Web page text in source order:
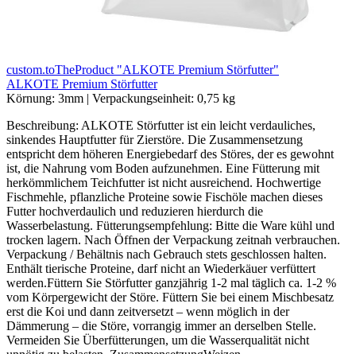
custom.toTheProduct "ALKOTE Premium Störfutter"
ALKOTE Premium Störfutter
Körnung: 3mm | Verpackungseinheit: 0,75 kg
Beschreibung: ALKOTE Störfutter ist ein leicht verdauliches,
sinkendes Hauptfutter für Zierstöre. Die Zusammensetzung
entspricht dem höheren Energiebedarf des Störes, der es gewohnt
ist, die Nahrung vom Boden aufzunehmen. Eine Fütterung mit
herkömmlichem Teichfutter ist nicht ausreichend. Hochwertige
Fischmehle, pflanzliche Proteine sowie Fischöle machen dieses
Futter hochverdaulich und reduzieren hierdurch die
Wasserbelastung. Fütterungsempfehlung: Bitte die Ware kühl und
trocken lagern. Nach Öffnen der Verpackung zeitnah verbrauchen.
Verpackung / Behältnis nach Gebrauch stets geschlossen halten.
Enthält tierische Proteine, darf nicht an Wiederkäuer verfüttert
werden.Füttern Sie Störfutter ganzjährig 1-2 mal täglich ca. 1-2 %
vom Körpergewicht der Störe. Füttern Sie bei einem Mischbesatz
erst die Koi und dann zeitversetzt – wenn möglich in der
Dämmerung – die Störe, vorrangig immer an derselben Stelle.
Vermeiden Sie Überfütterungen, um die Wasserqualität nicht